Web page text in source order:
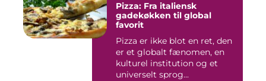
Pizza: Fra italiensk
gadekøkken til global
favorit
Pizza er ikke blot en ret, den
er et globalt fænomen, en
kulturel institution og et
universelt sprog...